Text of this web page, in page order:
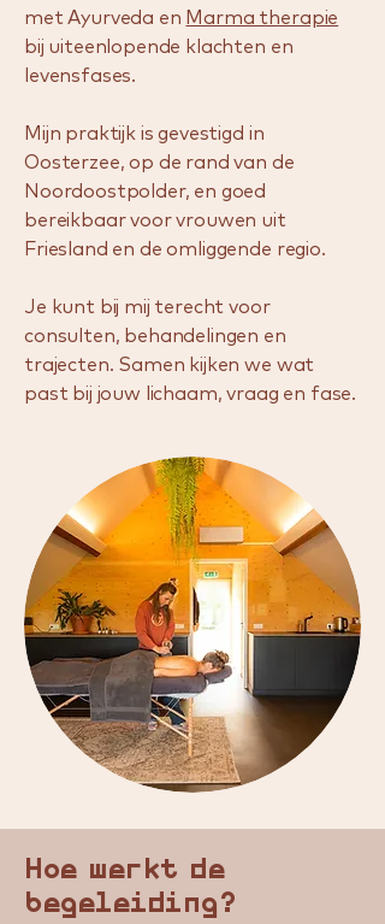
met Ayurveda en Marma therapie
bij uiteenlopende klachten en
levensfases.
Mijn praktijk is gevestigd in
Oosterzee, op de rand van de
Noordoostpolder, en goed
bereikbaar voor vrouwen uit
Friesland en de omliggende regio.
Je kunt bij mij terecht voor
consulten, behandelingen en
trajecten. Samen kijken we wat
past bij jouw lichaam, vraag en fase.
Hoe werkt de
begeleiding?